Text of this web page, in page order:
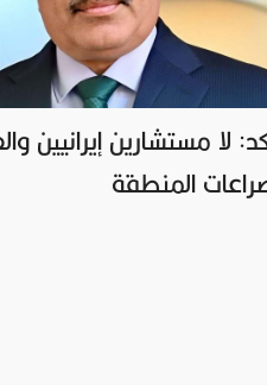
لا مستشارين إيرانيين
المنطقة